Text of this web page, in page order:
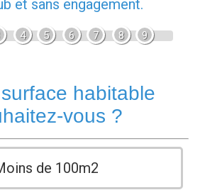
et sans engagement.
4 5 6 7 8 9
habitable
vous ?
de 100m2